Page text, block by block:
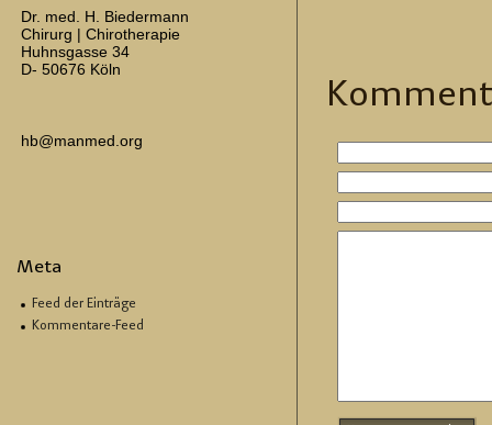
Dr. med. H. Biedermann
Chirurg | Chirotherapie
Huhnsgasse 34
D- 50676 Köln
hb@manmed.org
Meta
Feed der Einträge
Kommentare-Feed